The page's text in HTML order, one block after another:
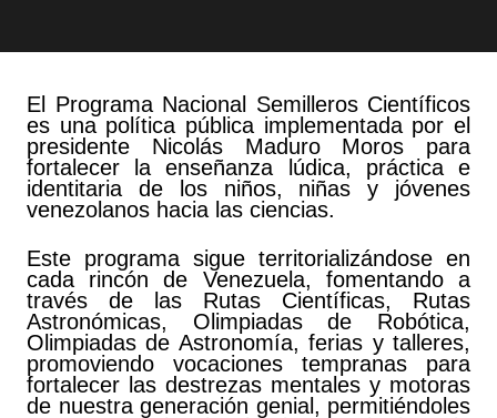
El Programa Nacional Semilleros Científicos
es una política pública implementada por el
presidente Nicolás Maduro Moros para
fortalecer la enseñanza lúdica, práctica e
identitaria de los niños, niñas y jóvenes
venezolanos hacia las ciencias.
Este programa sigue territorializándose en
cada rincón de Venezuela, fomentando a
través de las Rutas Científicas, Rutas
Astronómicas, Olimpiadas de Robótica,
Olimpiadas de Astronomía, ferias y talleres,
promoviendo vocaciones tempranas para
fortalecer las destrezas mentales y motoras
de nuestra generación genial, permitiéndoles